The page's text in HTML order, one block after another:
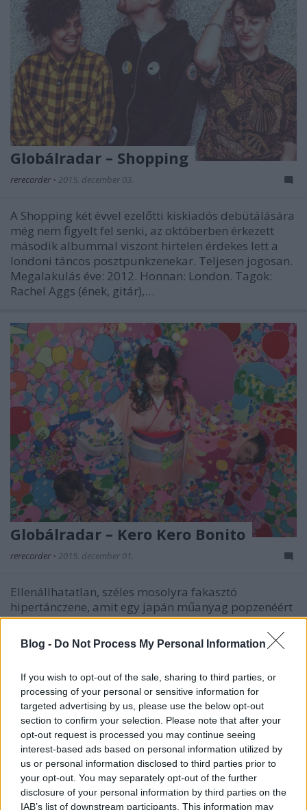
Blog - Do Not Process My Personal Information
If you wish to opt-out of the sale, sharing to third parties, or
processing of your personal or sensitive information for
targeted advertising by us, please use the below opt-out
section to confirm your selection. Please note that after your
opt-out request is processed you may continue seeing
interest-based ads based on personal information utilized by
us or personal information disclosed to third parties prior to
your opt-out. You may separately opt-out of the further
disclosure of your personal information by third parties on the
IAB’s list of downstream participants. This information may
Globálradar – Shopping
rerecorder • 2015. december 03.
A Shopping két évvel ezelőtti kiskiadós debütálására
még nem figyelt fel senki, az októberben érkezett
második albummal viszont hirtelen érdekes lett a
londoni táncos posztpunkzenekar. Teljesen jogosan.
Megalakulás éve: 2012. Honnan: London. Tagok:
Rachel Aggs (ének, gitár),…
Globálradar – Kero Kero Bonito
rerecorder • 2015. december 01.
Ellenállhatatlan, széles mosolyra fakasztó
hipertánczene, amit egy japán műanyag popzenéért
rajongó londoni trió ad elő, és amivel ők hamarosan
nagyon befutnak. Megalakulás éve: 2013. Honnan:
Londonból (de lélekben Japánból). Tagok: Sarah